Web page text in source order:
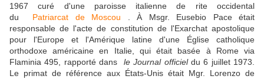
1967 curé d'une paroisse italienne de rite occidental
du Patriarcat de Moscou . À Msgr. Eusebio Pace était
responsable de l'acte de constitution de l'Exarchat apostolique
pour l'Europe et l'Amérique latine d'une Église catholique
orthodoxe américaine en Italie, qui était basée à Rome via
Flaminia 495, rapporté dans le Journal officieldu 6 juillet 1973.
Le primat de référence aux États-Unis était Mgr. Lorenzo de